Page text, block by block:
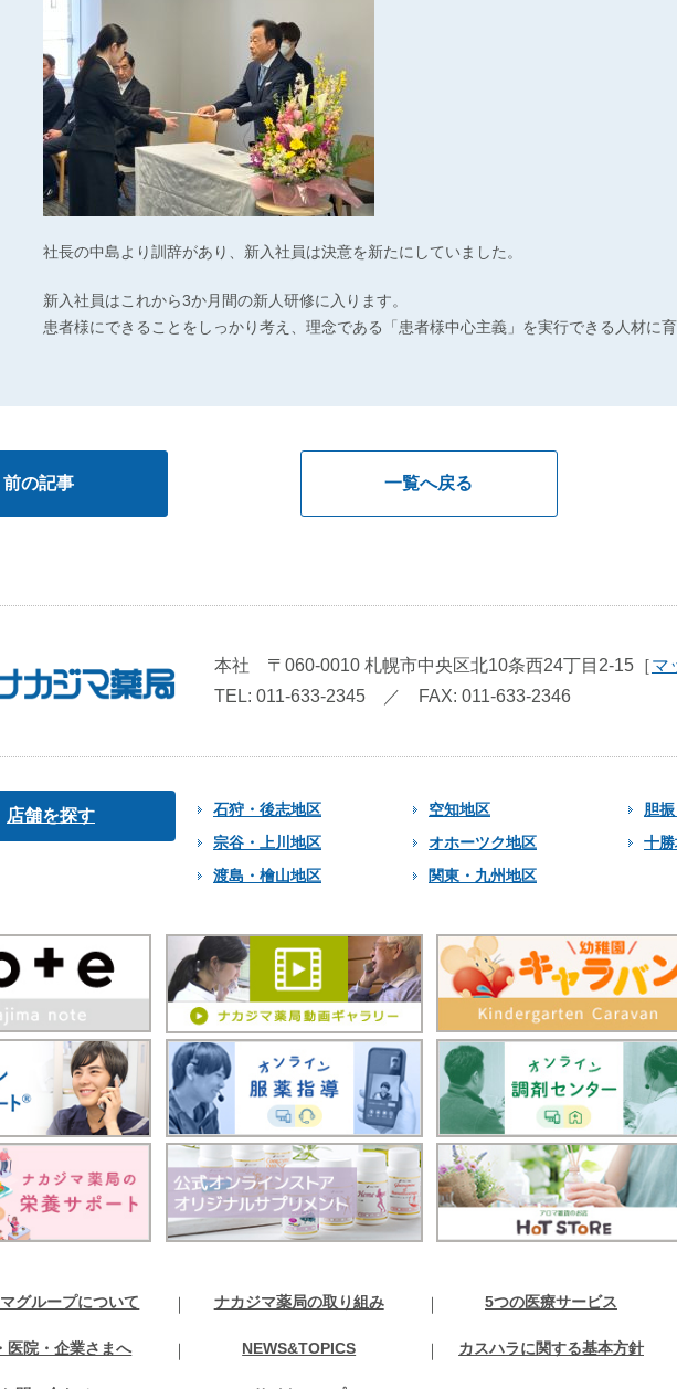
社長の中島より訓辞があり、新入社員は決意を新たにしていました。
新入社員はこれから3か月間の新人研修に入ります。
患者様にできることをしっかり考え、理念である「患者様中心主義」を実行できる人材に
前の記事 一覧へ戻る
本社 〒060-0010 札幌市中央区北10条西24丁目2-15 ［マ
TEL: 011-633-2345 ／ FAX: 011-633-2346
店舗を探す 石狩・後志地区 空知地区
胆
宗谷・上川地区
オホーツク地区
十
渡島・檜山地区
関東・九州地区
グループについて ナカジマ薬局の取り組み 5つの医療サービス
医院・企業さまへ NEWS&TOPICS カスハラに関する基本方針